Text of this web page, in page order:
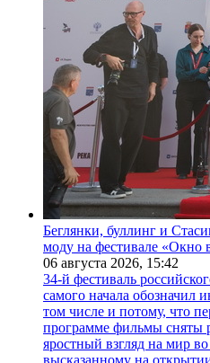
Беглянки, буллинг и
моду на фестивале «Окно
06 августа 2026, 15:42
34-й фестиваль
самого начала обозначил
том числе и потому, что
программе фильмы
яростный взгляд на мир
высказанному на